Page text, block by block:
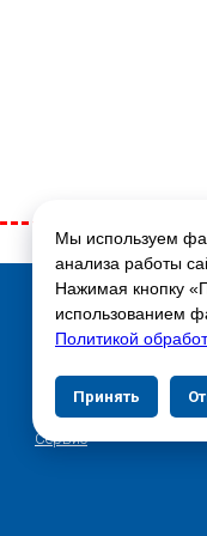
Мы используем
анализа работы
Нажимая кнопку
использованием
Политикой
Принять
Свяжитесь с
Адреса магазинов
Сервис